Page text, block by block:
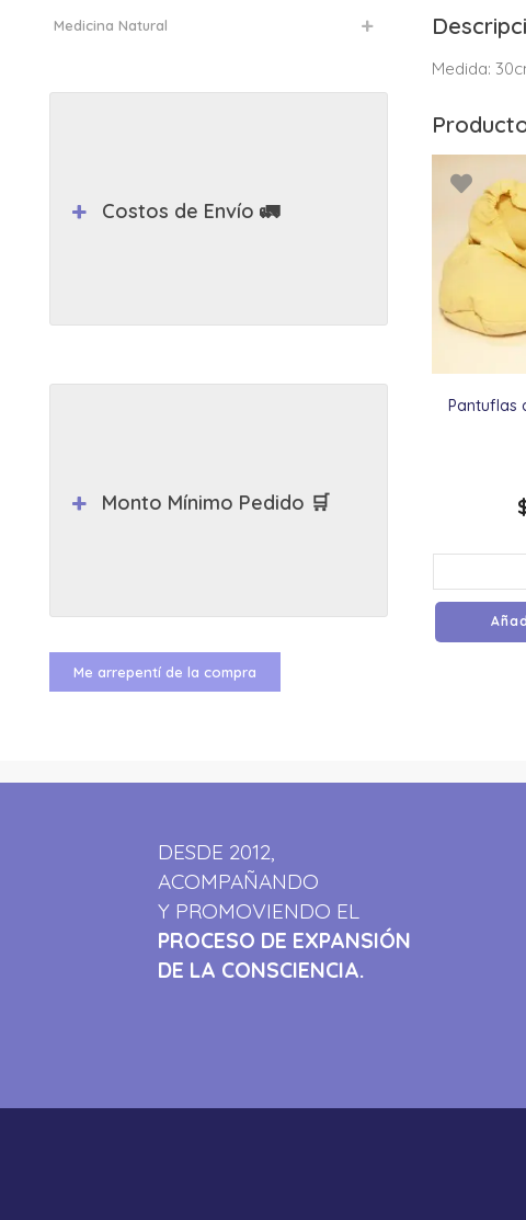
Medida:
Pantuflas
Medicina Natural
Costos de Envío 🚛
Monto Mínimo Pedido 🛒
Me arrepentí de la compra
DESDE 2012,
ACOMPAÑANDO
Y PROMOVIENDO EL
PROCESO DE EXPANSIÓN
DE LA CONSCIENCIA.